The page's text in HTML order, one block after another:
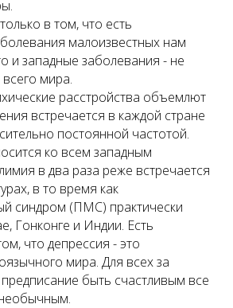
в том, что есть
малоизвестных нам
и западные заболевания - не
мира.
расстройства объемлют
встречается в каждой стране
постоянной частотой.
ко всем западным
в два раза реже встречается
в то время как
синдром (ПМС) практически
Гонконге и Индии. Есть
что депрессия - это
мира. Для всех за
быть счастливым все